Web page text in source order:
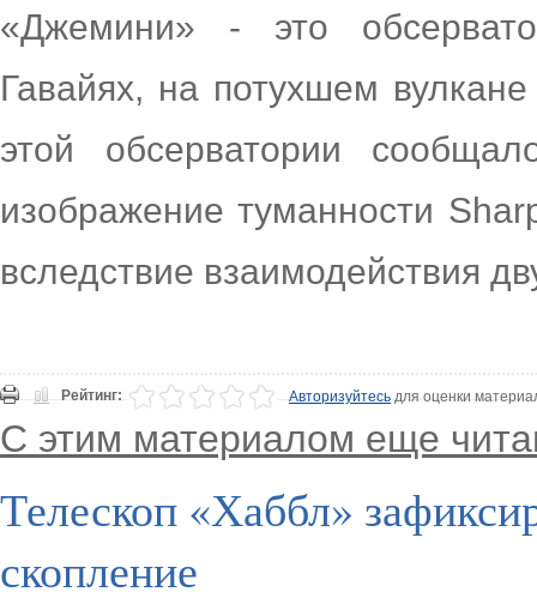
«Джемини» - это
Гавайях, на потухшем
этой обсерватории
изображение туманности
вследствие взаимодействия
Рейтинг: Авторизуйтесьдля оценки
С этим материалом еще
Телескоп «Хаббл»
скопление